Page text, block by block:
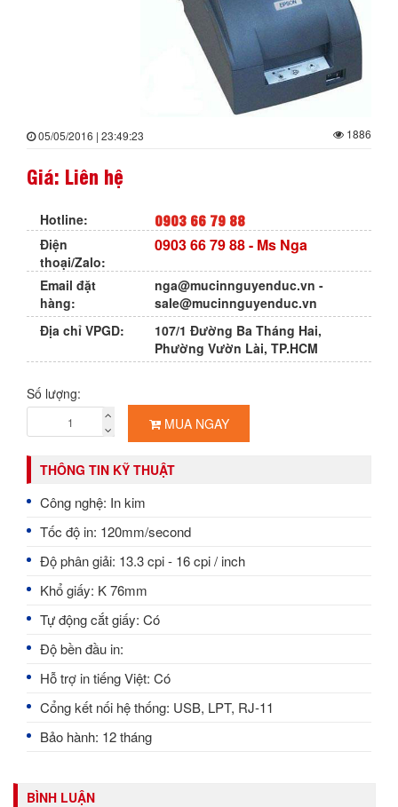
05/05/2016 | 23:49:23 1886
Giá: Liên hệ
Hotline: 0903 66 79 88
Điện
thoại/Zalo:
0903 66 79 88- Ms Nga
Email đặt
hàng:
nga@mucinnguyenduc.vn -
sale@mucinnguyenduc.vn
Địa chỉ VPGD:
107/1 Đường Ba Tháng Hai,
Phường Vườn Lài, TP.HCM
Số lượng:
MUA NGAY
THÔNG TIN KỸ THUẬT
Công nghệ: In kim
Tốc độ in: 120mm/second
Độ phân giải: 13.3 cpi - 16 cpi / inch
Khổ giấy: K 76mm
Tự động cắt giấy: Có
Độ bền đầu in:
Hỗ trợ in tiếng Việt: Có
Cổng kết nối hệ thống: USB, LPT, RJ-11
Bảo hành: 12 tháng
BÌNH LUẬN